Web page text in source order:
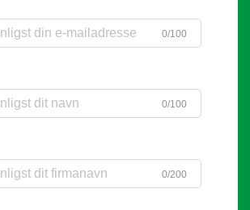
0/100
0/100
0/200